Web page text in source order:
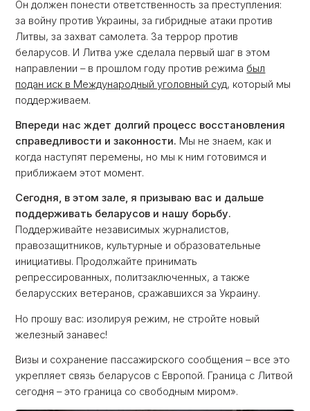
Он должен понести ответственность за преступления:
за войну против Украины, за гибридные атаки против
Литвы, за захват самолета. За террор против
беларусов. И Литва уже сделала первый шаг в этом
направлении – в прошлом году против режима был
подан иск в Международный уголовный суд, который мы
поддерживаем.
Впереди нас ждет долгий процесс восстановления
справедливости и законности. Мы не знаем, как и
когда наступят перемены, но мы к ним готовимся и
приближаем этот момент.
Сегодня, в этом зале, я призываю вас и дальше
поддерживать беларусов и нашу борьбу.
Поддерживайте независимых журналистов,
правозащитников, культурные и образовательные
инициативы. Продолжайте принимать
репрессированных, политзаключенных, а также
беларусских ветеранов, сражавшихся за Украину.
Но прошу вас: изолируя режим, не стройте новый
железный занавес!
Визы и сохранение пассажирского сообщения – все это
укрепляет связь беларусов с Европой. Граница с Литвой
сегодня – это граница со свободным миром».